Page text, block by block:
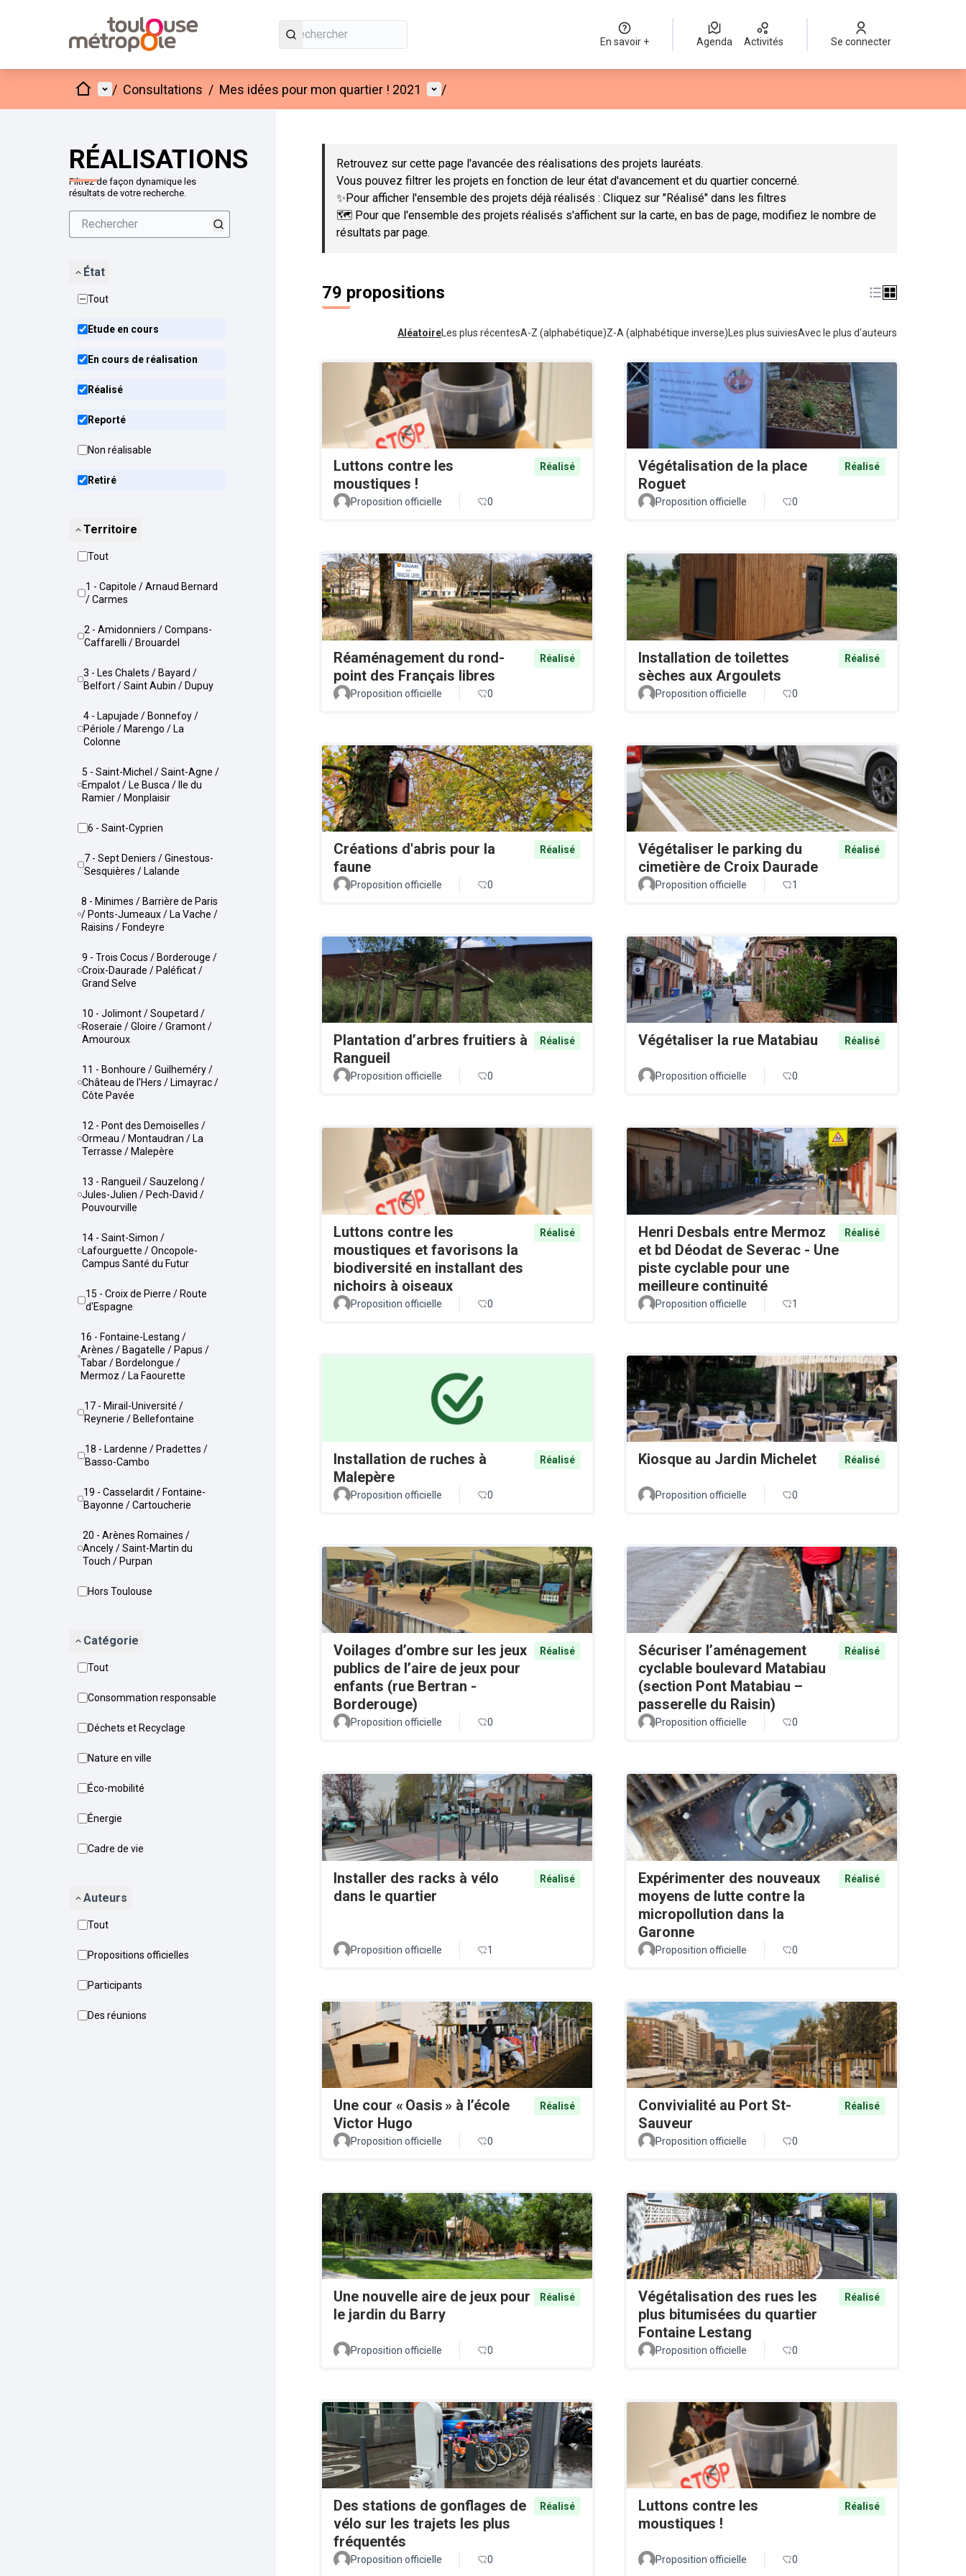
En savoir + Agenda Activités Se connecter
AccueilMenu principal
/ Consultations / Mes idées pour mon quartier ! 2021 Menu utilisateur
/
RÉALISATIONS
Filtrez de façon dynamique les
résultats de votre recherche.
État
Tout
Etude en cours
En cours de réalisation
Réalisé
Reporté
Non réalisable
Retiré
Territoire
Tout
1 - Capitole / Arnaud Bernard
/ Carmes
2 - Amidonniers / Compans-
Caffarelli / Brouardel
3 - Les Chalets / Bayard /
Belfort / Saint Aubin / Dupuy
4 - Lapujade / Bonnefoy /
Périole / Marengo / La
Colonne
5 - Saint-Michel / Saint-Agne /
Empalot / Le Busca / Ile du
Ramier / Monplaisir
6 - Saint-Cyprien
7 - Sept Deniers / Ginestous-
Sesquières / Lalande
8 - Minimes / Barrière de Paris
/ Ponts-Jumeaux / La Vache /
Raisins / Fondeyre
9 - Trois Cocus / Borderouge /
Croix-Daurade / Paléficat /
Grand Selve
10 - Jolimont / Soupetard /
Roseraie / Gloire / Gramont /
Amouroux
11 - Bonhoure / Guilheméry /
Château de l'Hers / Limayrac /
Côte Pavée
12 - Pont des Demoiselles /
Ormeau / Montaudran / La
Terrasse / Malepère
13 - Rangueil / Sauzelong /
Jules-Julien / Pech-David /
Pouvourville
14 - Saint-Simon /
Lafourguette / Oncopole-
Campus Santé du Futur
15 - Croix de Pierre / Route
d'Espagne
16 - Fontaine-Lestang /
Arènes / Bagatelle / Papus /
Tabar / Bordelongue /
Mermoz / La Faourette
17 - Mirail-Université /
Reynerie / Bellefontaine
18 - Lardenne / Pradettes /
Basso-Cambo
19 - Casselardit / Fontaine-
Bayonne / Cartoucherie
20 - Arènes Romaines /
Ancely / Saint-Martin du
Touch / Purpan
Hors Toulouse
Catégorie
Tout
Consommation responsable
Déchets et Recyclage
Nature en ville
Éco-mobilité
Énergie
Cadre de vie
Auteurs
Tout
Propositions officielles
Participants
Des réunions
Passer la carte
Retrouvez sur cette page l'avancée des réalisations des projets lauréats.
Vous pouvez filtrer les projets en fonction de leur état d'avancement et du quartier concerné.
✨Pour afficher l'ensemble des projets déjà réalisés : Cliquez sur "Réalisé" dans les filtres
🗺️ Pour que l'ensemble des projets réalisés s'affichent sur la carte, en bas de page, modifiez le nombre de
résultats par page.
79 propositions
Aléatoire Les plus récentesA-Z (alphabétique)Z-A (alphabétique inverse) Les plus suiviesAvec le plus d'auteurs
Luttons contre les
moustiques !
Réalisé
Proposition officielle 0
Végétalisation de la place
Roguet
Réalisé
Proposition officielle 0
Réaménagement du rond-
point des Français libres
Réalisé
Proposition officielle 0
Installation de toilettes
sèches aux Argoulets
Réalisé
Proposition officielle 0
Créations d'abris pour la
faune
Réalisé
Proposition officielle 0
Végétaliser le parking du
cimetière de Croix Daurade
Réalisé
Proposition officielle 1
Plantation d’arbres fruitiers à
Rangueil
Réalisé
Proposition officielle 0
Végétaliser la rue Matabiau Réalisé
Proposition officielle 0
Luttons contre les
moustiques et favorisons la
biodiversité en installant des
nichoirs à oiseaux
Réalisé
Proposition officielle 0
Henri Desbals entre Mermoz
et bd Déodat de Severac - Une
piste cyclable pour une
meilleure continuité
Réalisé
Proposition officielle 1
Installation de ruches à
Malepère
Réalisé
Proposition officielle 0
Kiosque au Jardin Michelet Réalisé
Proposition officielle 0
Voilages d’ombre sur les jeux
publics de l’aire de jeux pour
enfants (rue Bertran -
Borderouge)
Réalisé
Proposition officielle 0
Sécuriser l’aménagement
cyclable boulevard Matabiau
(section Pont Matabiau –
passerelle du Raisin)
Réalisé
Proposition officielle 0
Installer des racks à vélo
dans le quartier
Réalisé
Proposition officielle 1
Expérimenter des nouveaux
moyens de lutte contre la
micropollution dans la
Garonne
Réalisé
Proposition officielle 0
Une cour « Oasis » à l’école
Victor Hugo
Réalisé
Proposition officielle 0
Convivialité au Port St-
Sauveur
Réalisé
Proposition officielle 0
Une nouvelle aire de jeux pour
le jardin du Barry
Réalisé
Proposition officielle 0
Végétalisation des rues les
plus bitumisées du quartier
Fontaine Lestang
Réalisé
Proposition officielle 0
Des stations de gonflages de
vélo sur les trajets les plus
fréquentés
Réalisé
Proposition officielle 0
Luttons contre les
moustiques !
Réalisé
Proposition officielle 0